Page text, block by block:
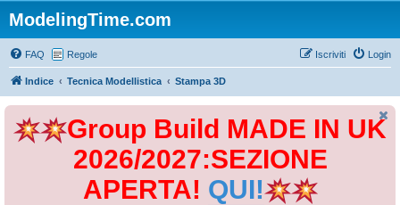
ModelingTime.com
FAQ Regole Login
Iscriviti
Indice Tecnica Modellistica Stampa 3D
Group Build MADE IN UK
2026/2027:SEZIONE
APERTA! QUI!